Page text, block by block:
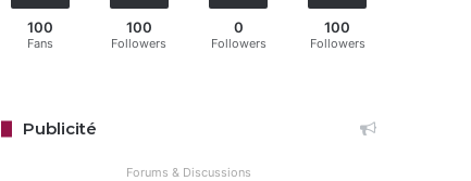
100
Fans
100
Followers
0
Followers
100
Followers
Publicité
Forums & Discussions